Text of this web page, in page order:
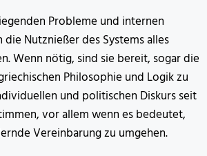
Probleme und internen
die Nutznießer des Systems alles
Wenn nötig, sind sie bereit, sogar die
Philosophie und Logik zu
und politischen Diskurs seit
vor allem wenn es bedeutet,
Vereinbarung zu umgehen.